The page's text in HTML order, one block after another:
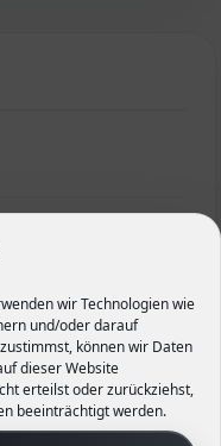
wir Technologien wie
und/oder darauf
können wir Daten
dieser Website
erteilst oder zurückziehst,
beeinträchtigt werden.